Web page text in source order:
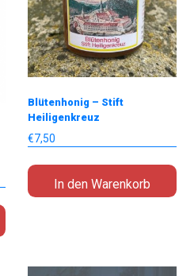
Blütenhonig – Stift
Heiligenkreuz
€7,50
In den Warenkorb